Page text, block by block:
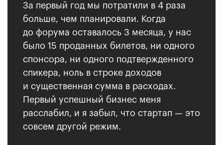
За первый год мы потратили в 4 раза
больше, чем планировали. Когда
до форума оставалось 3 месяца, у нас
было 15 проданных билетов, ни одного
спонсора, ни одного подтвержденного
спикера, ноль в строке доходов
и существенная сумма в расходах.
Первый успешный бизнес меня
расслабил, и я забыл, что стартап — это
совсем другой режим.